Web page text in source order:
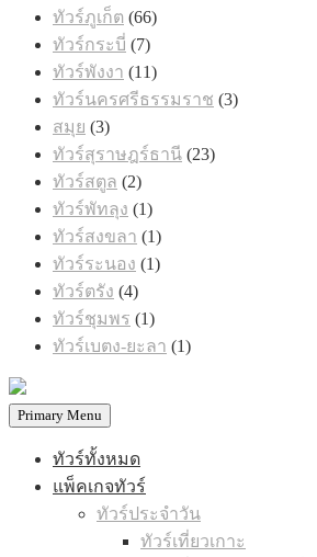
ทัวร์ภูเก็ต 6666
ทัวร์กระบี่ 77
สินค้า
ทัวร์พังงา 1111
ทัวร์นครศรีธรรมราช 33
สมุย 33
สินค้า
ทัวร์สุราษฎร์ธานี 2323
ทัวร์สตูล 22
สินค้า
ทัวร์พัทลุง 11
สินค้า
ทัวร์สงขลา 11
สินค้า
ทัวร์ระนอง 11
ทัวร์ตรัง 44
สินค้า
ทัวร์ชุมพร 11
สินค้า
ทัวร์เบตง-ยะลา 11
Primary Menu
ทัวร์ทั้งหมด
แพ็คเกจทัวร์
ทัวร์ประจำวัน
ทัวร์เที่ยวเกาะ